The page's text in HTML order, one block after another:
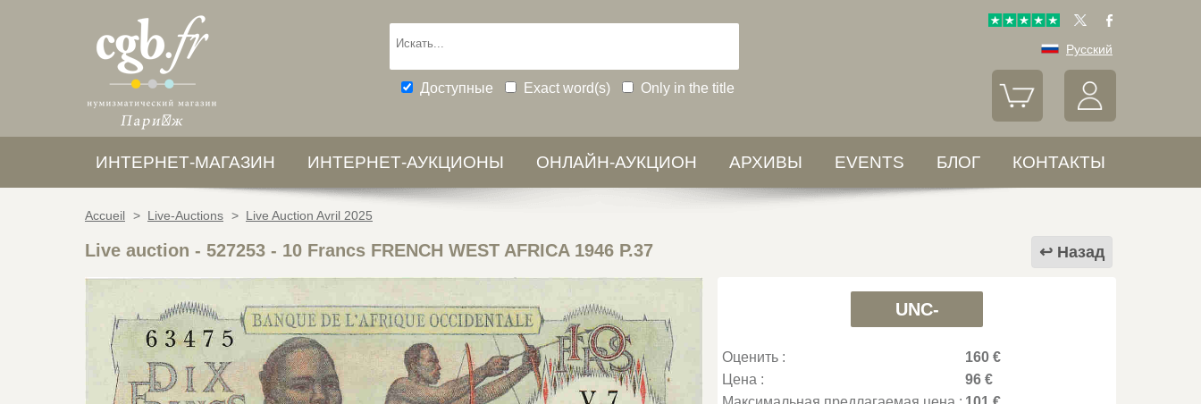
Доступные Exact word(s) Only in the title
Русский
ИНТЕРНЕТ-МАГАЗИН ИНТЕРНЕТ-АУКЦИОНЫ ОНЛАЙН-АУКЦИОН АРХИВЫ EVENTS БЛОГ КОНТАКТЫ
Accueil > Live-Auctions > Live Auction Avril 2025
Назад
Live auction - 527253 - 10 Francs FRENCH WEST AFRICA 1946 P.37
UNC-
Оценить :
160 €
Цена :
96 €